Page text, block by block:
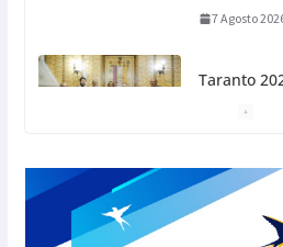
7 Agosto
Taranto
7 Agosto 2026